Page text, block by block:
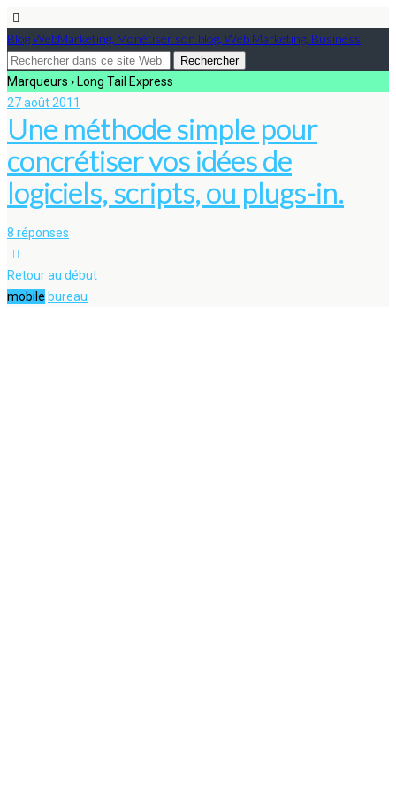
Blog WebMarketing, Monétiser son blog, Web Marketing, Business
Marqueurs › Long Tail Express
27 août 2011
Une méthode simple pour
concrétiser vos idées de
logiciels, scripts, ou plugs-in.
8 réponses
Retour au début
mobile bureau